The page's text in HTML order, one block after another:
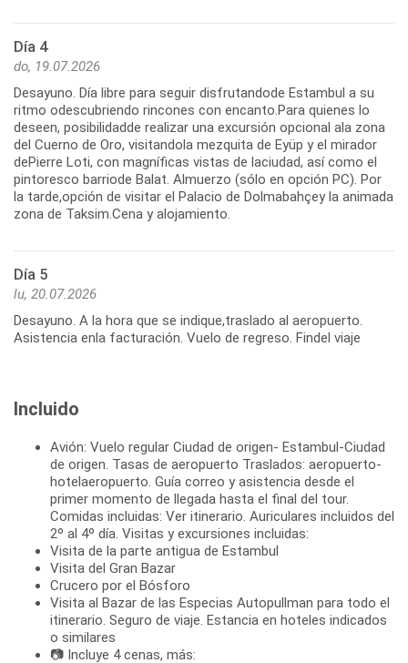
Día 4
do, 19.07.2026
Desayuno. Día libre para seguir disfrutandode Estambul a su
ritmo odescubriendo rincones con encanto.Para quienes lo
deseen, posibilidadde realizar una excursión opcional ala zona
del Cuerno de Oro, visitandola mezquita de Eyüp y el mirador
dePierre Loti, con magníficas vistas de laciudad, así como el
pintoresco barriode Balat. Almuerzo (sólo en opción PC). Por
la tarde,opción de visitar el Palacio de Dolmabahçey la animada
zona de Taksim.Cena y alojamiento.
Día 5
lu, 20.07.2026
Desayuno. A la hora que se indique,traslado al aeropuerto.
Asistencia enla facturación. Vuelo de regreso. Findel viaje
Incluido
Avión: Vuelo regular Ciudad de origen- Estambul-Ciudad
de origen. Tasas de aeropuerto Traslados: aeropuerto-
hotelaeropuerto. Guía correo y asistencia desde el
primer momento de llegada hasta el final del tour.
Comidas incluidas: Ver itinerario. Auriculares incluidos del
2º al 4º día. Visitas y excursiones incluidas:
Visita de la parte antigua de Estambul
Visita del Gran Bazar
Crucero por el Bósforo
Visita al Bazar de las Especias Autopullman para todo el
itinerario. Seguro de viaje. Estancia en hoteles indicados
o similares
📷 Incluye 4 cenas, más: